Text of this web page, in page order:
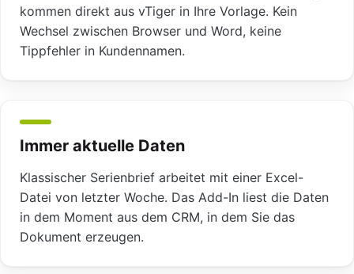
kommen direkt aus vTiger in Ihre Vorlage. Kein
Wechsel zwischen Browser und Word, keine
Tippfehler in Kundennamen.
Immer aktuelle Daten
Klassischer Serienbrief arbeitet mit einer Excel-
Datei von letzter Woche. Das Add-In liest die Daten
in dem Moment aus dem CRM, in dem Sie das
Dokument erzeugen.